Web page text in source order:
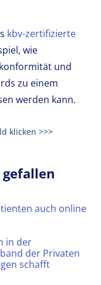
kbv-zertifizierte
wie
und
zu einem
werden kann.
klicken >>>
auch online
in der
der Privaten
schafft